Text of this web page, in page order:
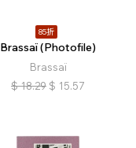
85折
Brassaï (Photofile)
Brassaï
$ 18.29 $ 15.57